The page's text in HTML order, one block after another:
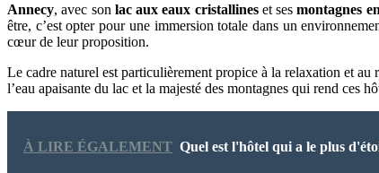
Annecy, avec son lac aux eaux cristallineset sesmontagnes
être, c’est opter pour une immersion totale dans un
cœur de leur proposition.
Le cadre naturel est particulièrement propice à la relaxation et
l’eau apaisante du lac et la majesté des montagnes qui rend ces
À LIRE ÉGALEMENT Quel est l'hôtel qui a le plus